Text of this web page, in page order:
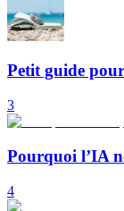
Petit guide
3
Pourquoi l’IA
4